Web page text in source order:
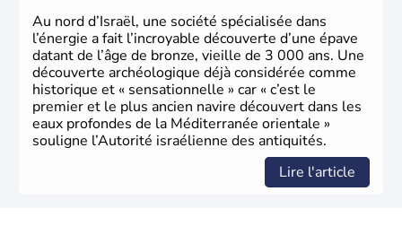
Au nord d’Israël, une société spécialisée dans
l’énergie a fait l’incroyable découverte d’une épave
datant de l’âge de bronze, vieille de 3 000 ans. Une
découverte archéologique déjà considérée comme
historique et « sensationnelle » car « c’est le
premier et le plus ancien navire découvert dans les
eaux profondes de la Méditerranée orientale »
souligne l’Autorité israélienne des antiquités.
Lire l'article